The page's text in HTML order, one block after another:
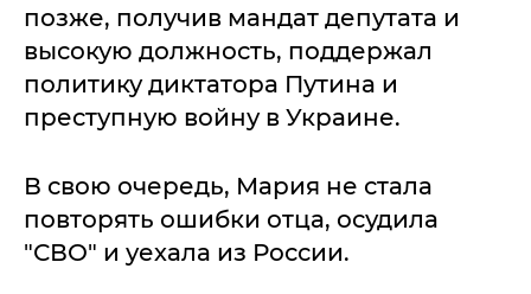
позже, получив мандат депутата и
высокую должность, поддержал
политику диктатора Путина и
преступную войну в Украине.
В свою очередь, Мария не стала
повторять ошибки отца, осудила
"СВО" и уехала из России.